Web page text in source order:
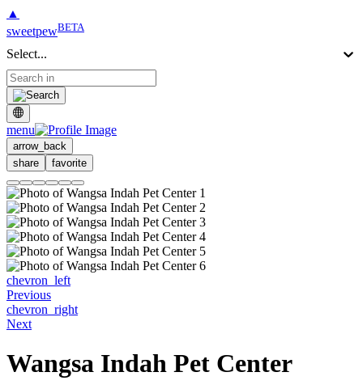
▲
sweetpewBETA
Select...
menu
arrow_back
share
favorite
chevron_left
Previous
chevron_right
Next
Wangsa Indah Pet Center